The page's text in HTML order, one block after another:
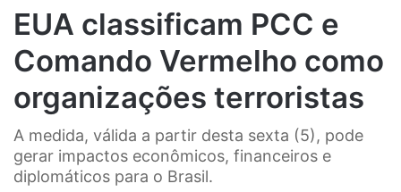
EUA classificam PCC e
Comando Vermelho como
organizações terroristas
A medida, válida a partir desta sexta (5), pode
gerar impactos econômicos, financeiros e
diplomáticos para o Brasil.